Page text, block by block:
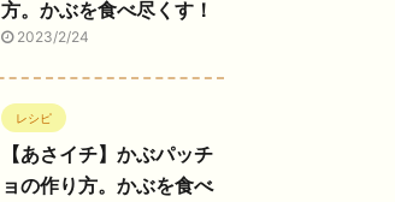
方。かぶを食べ尽くす！
2023/2/24
レシピ
【あさイチ】かぶパッチ
ョの作り方。かぶを食べ